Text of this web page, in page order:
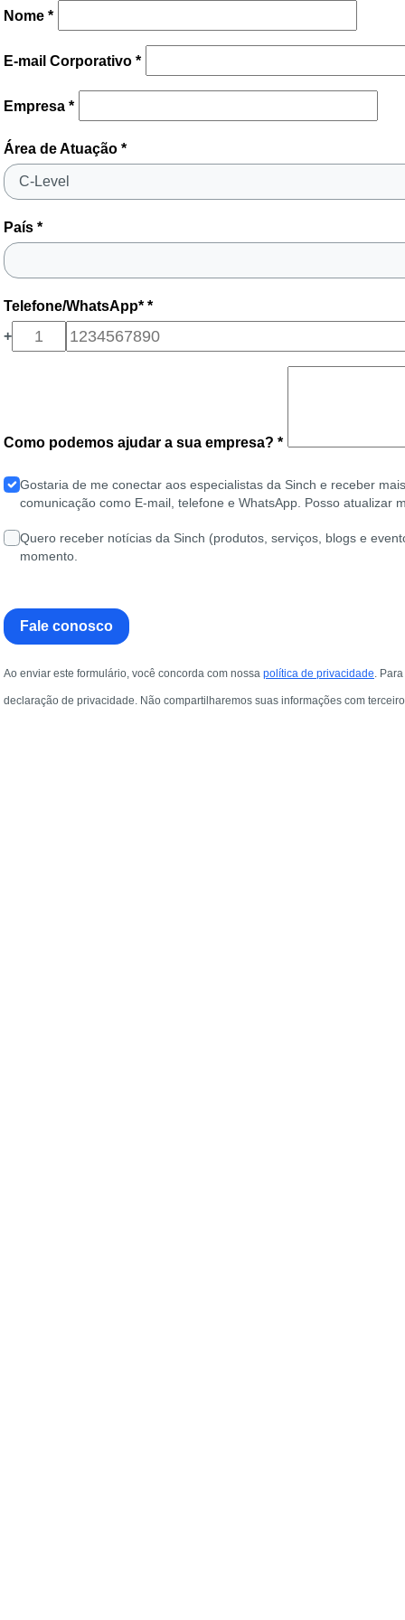
Nome *
E-mail Corporativo *
Empresa *
Área de Atuação *
País *
Telefone/WhatsApp* *
+
Como podemos ajudar a sua empresa? *
Gostaria de me conectar aos especialistas da Sinch e receber
comunicação como E-mail, telefone e WhatsApp. Posso atualizar
Quero receber notícias da Sinch (produtos, serviços, blogs e
momento.
Fale conosco
Ao enviar este formulário, você concorda com nossa política de privacidade.
declaração de privacidade. Não compartilharemos suas informações com